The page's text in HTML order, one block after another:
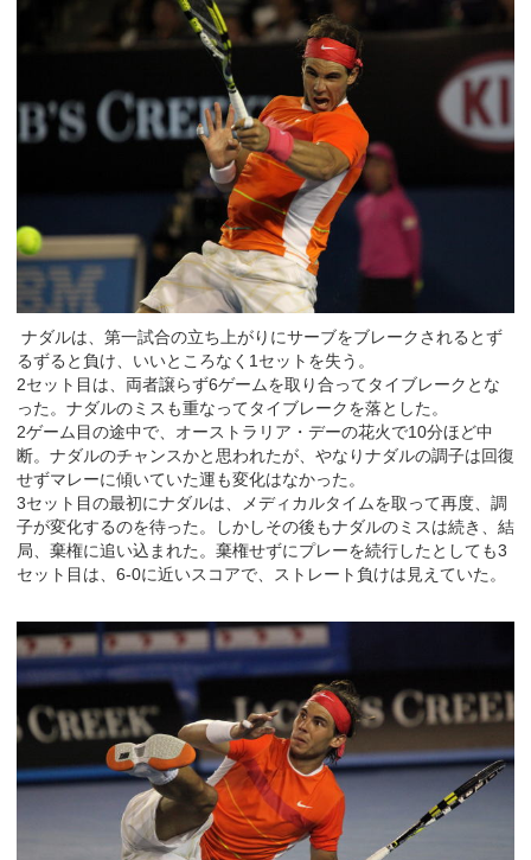
ナダルは、第一試合の立ち上がりにサーブをブレークされるとず
るずると負け、いいところなく1セットを失う。
2セット目は、両者譲らず6ゲームを取り合ってタイブレークとな
った。ナダルのミスも重なってタイブレークを落とした。
2ゲーム目の途中で、オーストラリア・デーの花火で10分ほど中
断。ナダルのチャンスかと思われたが、やなりナダルの調子は回復
せずマレーに傾いていた運も変化はなかった。
3セット目の最初にナダルは、メディカルタイムを取って再度、調
子が変化するのを待った。しかしその後もナダルのミスは続き、結
局、棄権に追い込まれた。棄権せずにプレーを続行したとしても3
セット目は、6-0に近いスコアで、ストレート負けは見えていた。